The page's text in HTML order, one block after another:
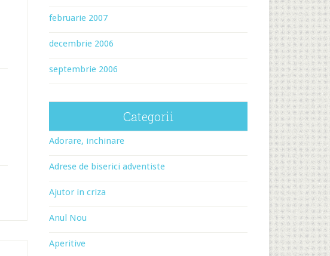
februarie 2007
decembrie 2006
septembrie 2006
Categorii
Adorare, inchinare
Adrese de biserici adventiste
Ajutor in criza
Anul Nou
Aperitive